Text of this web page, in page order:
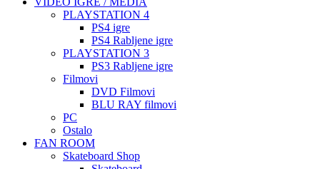
PLAYSTATION 4
PS4 igre
PS4 Rabljene igre
PLAYSTATION 3
PS3 Rabljene igre
Filmovi
DVD Filmovi
BLU RAY filmovi
PC
Ostalo
FAN ROOM
Skateboard Shop